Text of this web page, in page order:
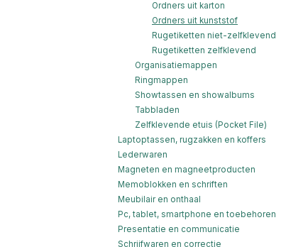
Ordners uit karton
Ordners uit kunststof
Rugetiketten niet-zelfklevend
Rugetiketten zelfklevend
Organisatiemappen
Ringmappen
Showtassen en showalbums
Tabbladen
Zelfklevende etuis (Pocket File)
Laptoptassen, rugzakken en koffers
Lederwaren
Magneten en magneetproducten
Memoblokken en schriften
Meubilair en onthaal
Pc, tablet, smartphone en toebehoren
Presentatie en communicatie
Schrijfwaren en correctie